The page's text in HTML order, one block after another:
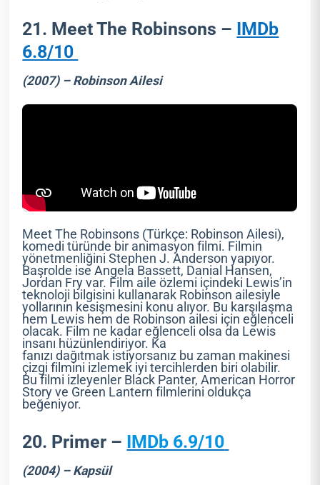
21. Meet The Robinsons – IMDb
6.8/10
(2007) – Robinson Ailesi
Meet The Robinsons (Türkçe: Robinson Ailesi),
komedi türünde bir animasyon filmi. Filmin
yönetmenliğini Stephen J. Anderson yapıyor.
Başrolde ise Angela Bassett, Danial Hansen,
Jordan Fry var. Film aile özlemi içindeki Lewis’in
teknoloji bilgisini kullanarak Robinson ailesiyle
yollarının kesişmesini konu alıyor. Bu karşılaşma
hem Lewis hem de Robinson ailesi için eğlenceli
olacak. Film ne kadar eğlenceli olsa da Lewis
insanı hüzünlendiriyor. Ka
fanızı dağıtmak istiyorsanız bu zaman makinesi
çizgi filmini izlemek iyi tercihlerden biri olabilir.
Bu filmi izleyenler Black Panter, American Horror
Story ve Green Lantern filmlerini oldukça
beğeniyor.
20. Primer – IMDb 6.9/10
(2004) – Kapsül